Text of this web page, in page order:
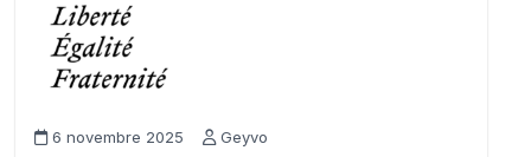
6 novembre 2025 Geyvo